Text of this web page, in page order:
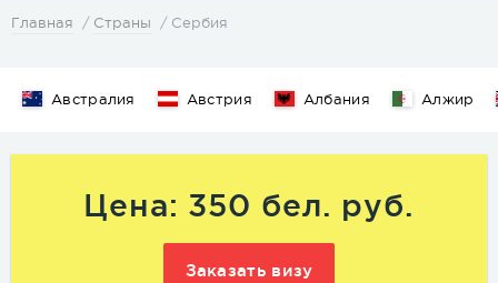
Главная Страны Сербия
Цена: 350 бел. руб.
Заказать визу
Австралия Австрия Албания Алжир